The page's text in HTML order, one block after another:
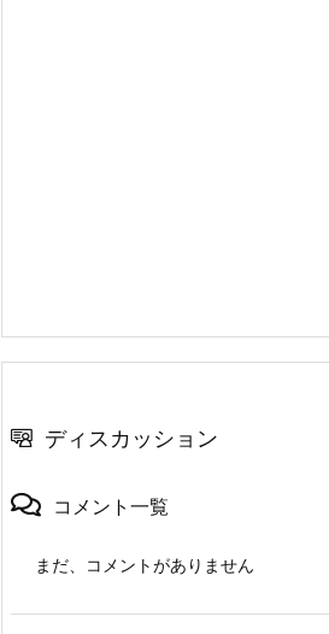
ディスカッション
コメント一覧
まだ、コメントがありません